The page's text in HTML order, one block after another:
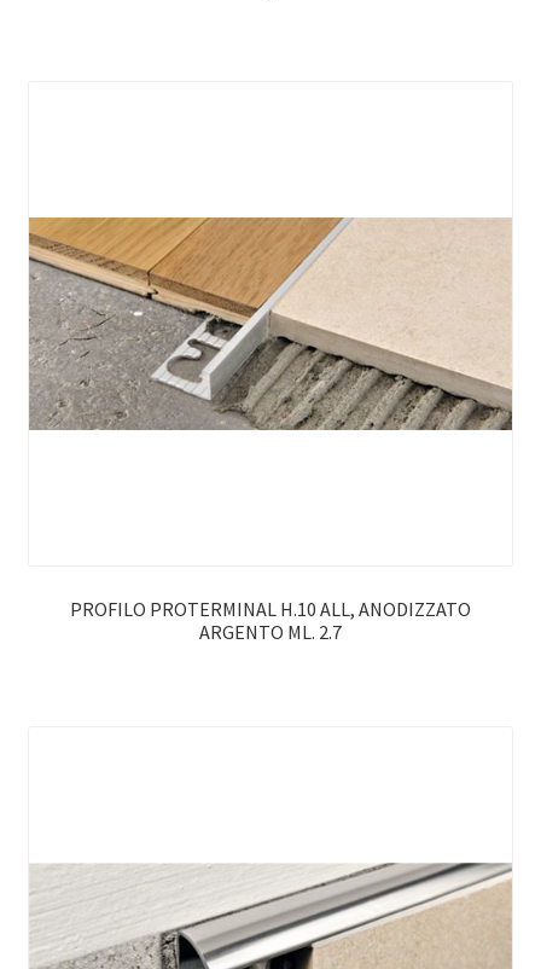
PROFILO PROTERMINAL H.10 ALL, ANODIZZATO
ARGENTO ML. 2.7